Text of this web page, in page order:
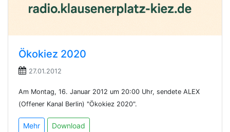
Ökokiez 2020
27.01.2012
Am Montag, 16. Januar 2012 um 20:00 Uhr, sendete ALEX
(Offener Kanal Berlin) "Ökokiez 2020".
Mehr Download